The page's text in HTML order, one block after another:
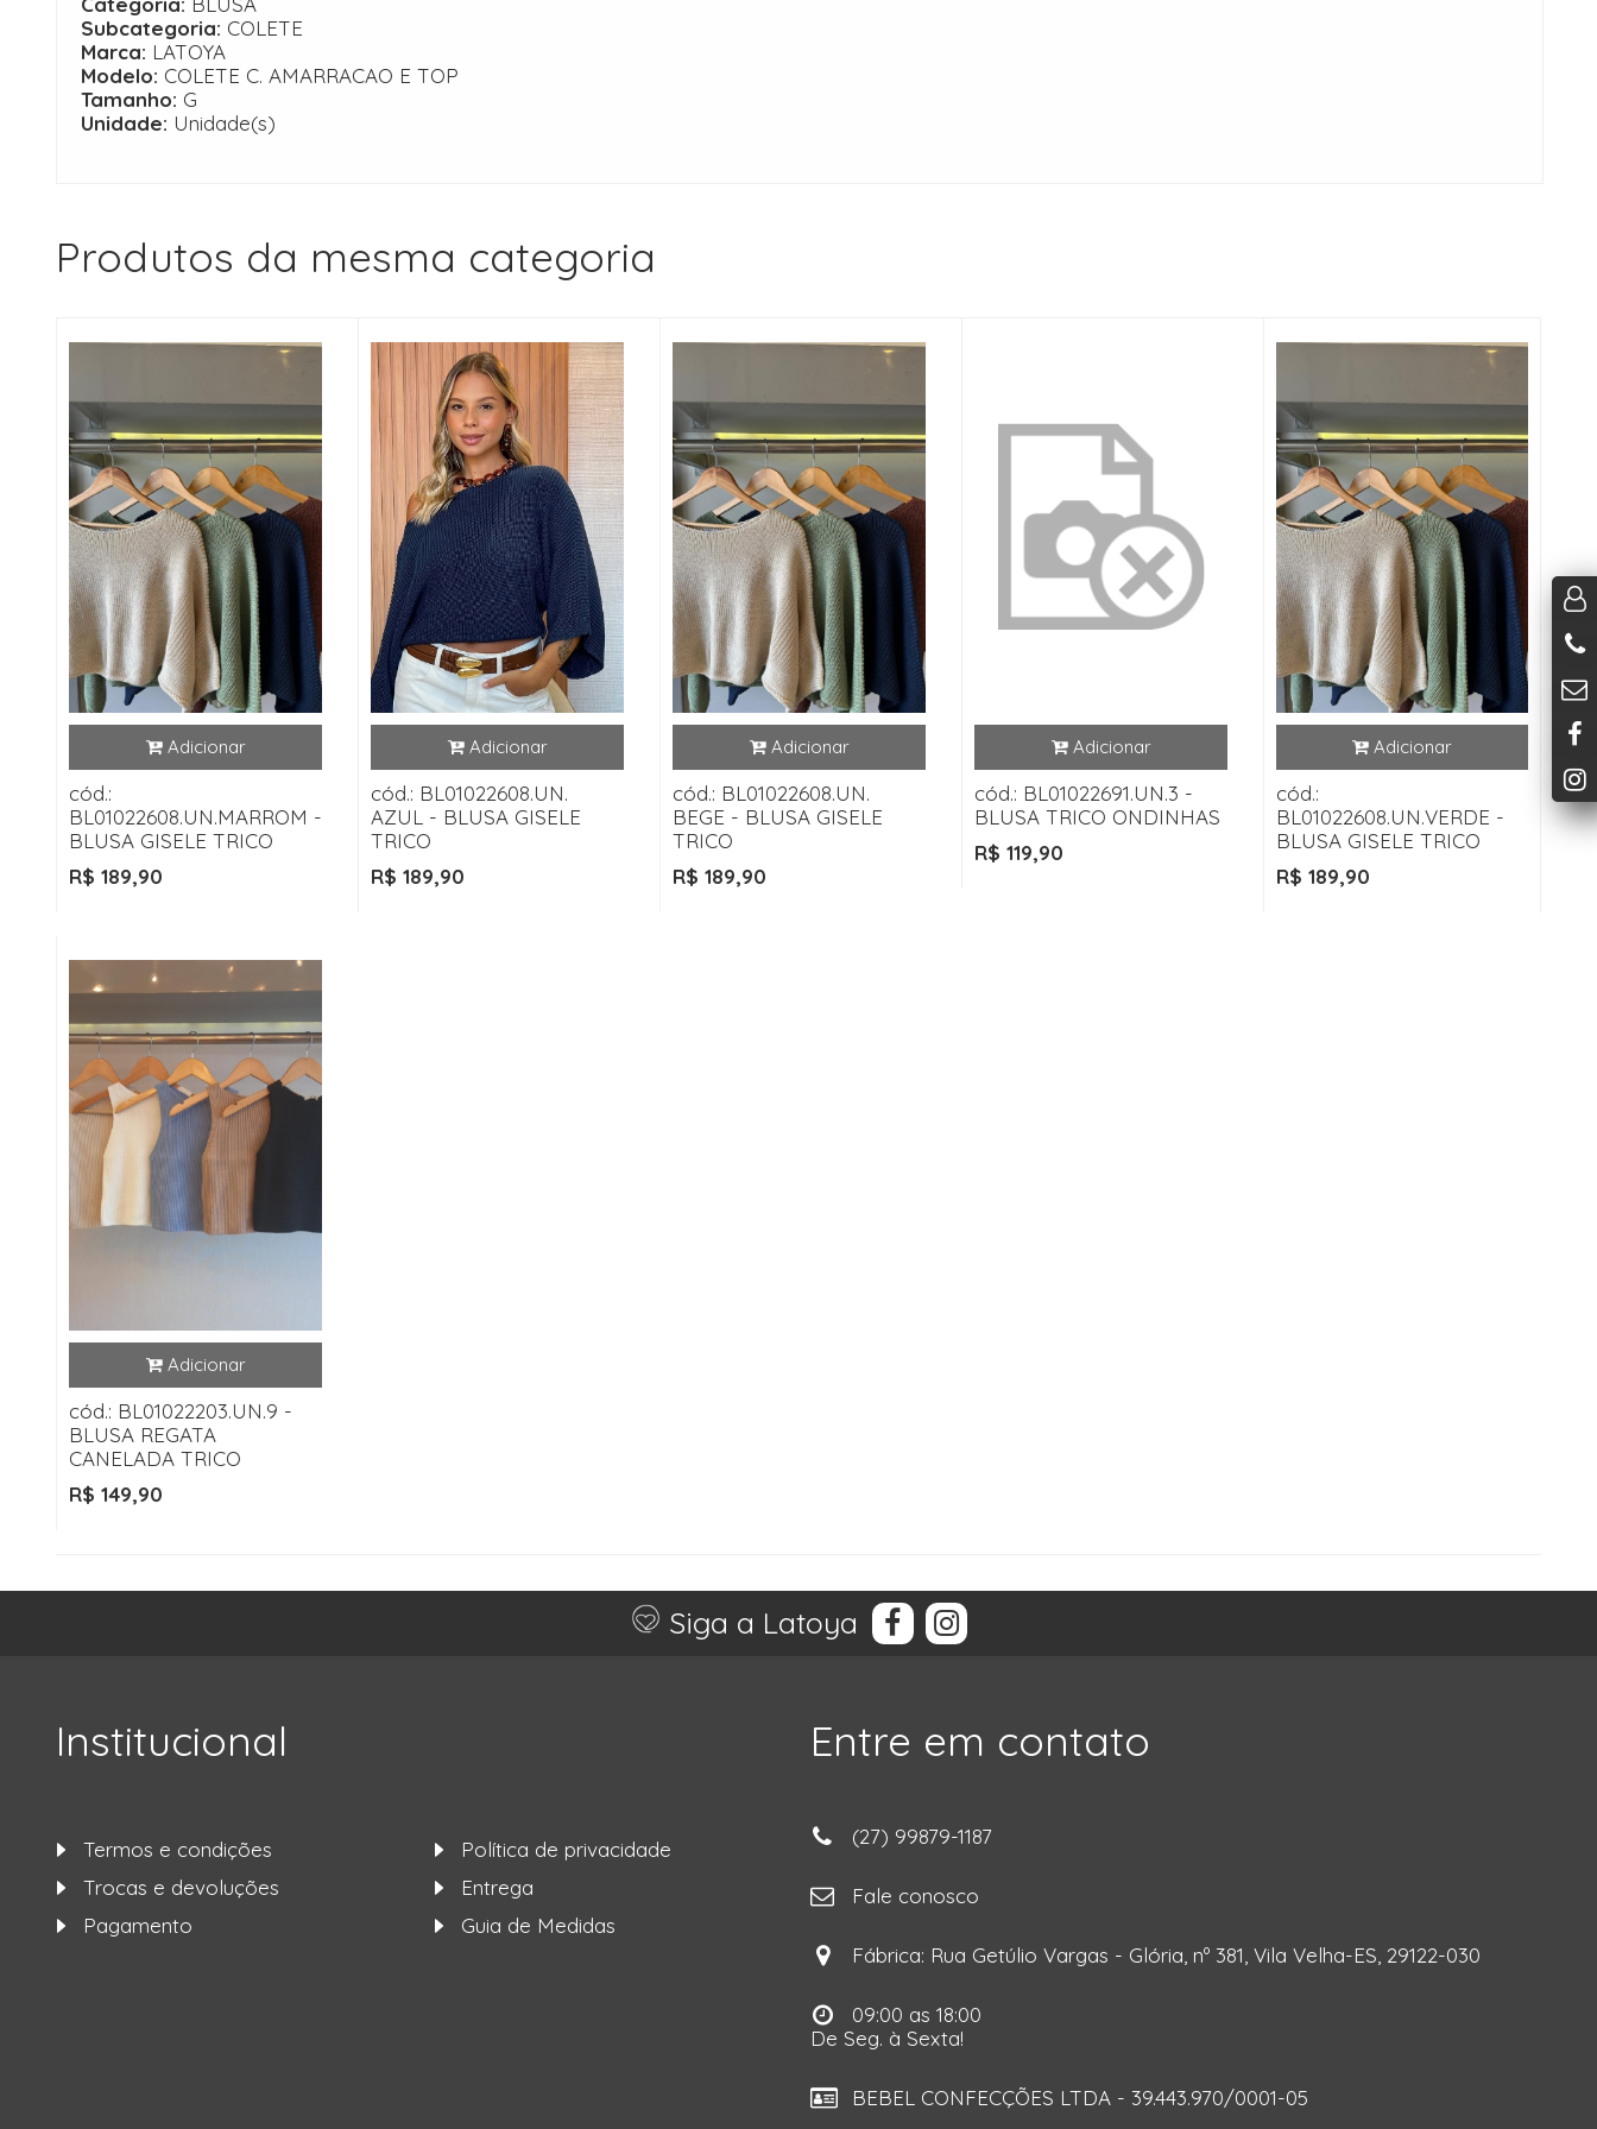
Subcategoria: COLETE
Marca: LATOYA
Modelo: COLETE C. AMARRACAO E TOP
Tamanho: G
Unidade: Unidade(s)
Produtos da mesma categoria
cód.:
BL01022608.UN.MARROM -
BLUSA GISELE TRICO
R$ 189,90
cód.: BL01022608.UN.
AZUL - BLUSA GISELE
TRICO
R$ 189,90
cód.: BL01022608.UN.
BEGE - BLUSA GISELE
TRICO
R$ 189,90
cód.: BL01022691.UN.3 -
BLUSA TRICO ONDINHAS
R$ 119,90
cód.:
BL01022608.UN.VERDE -
BLUSA GISELE TRICO
R$ 189,90
cód.: BL01022203.UN.9 -
BLUSA REGATA
CANELADA TRICO
R$ 149,90
Siga a Latoya
Institucional
Termos e condições
Política de privacidade
Trocas e devoluções
Entrega
Pagamento
Guia de Medidas
Entre em contato
(27) 99879-1187
Fale conosco
Fábrica: Rua Getúlio Vargas - Glória, nº 381, Vila Velha-ES, 29122-030
09:00 as 18:00
De Seg. à Sexta!
BEBEL CONFECÇÕES LTDA - 39.443.970/0001-05